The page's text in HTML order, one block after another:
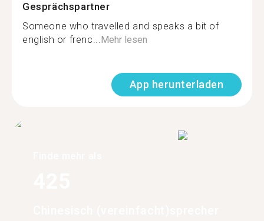
Gesprächspartner
Someone who travelled and speaks a bit of
english or frenc...Mehr lesen
App herunterladen